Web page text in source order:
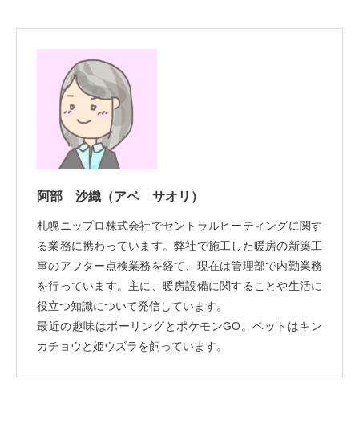
阿部 沙織 （アベ サオリ）
札幌ニップロ株式会社でセントラルヒーティングに関す
る業務に携わっています。弊社で施工した暖房の新築工
事のアフター点検業務を経て、現在は管理部で内勤業務
を行っています。主に、暖房設備に関することや生活に
役立つ知識について発信しています。
最近の趣味はボーリングとポケモンGO。ペットはキン
カチョウと姫ウズラを飼っています。